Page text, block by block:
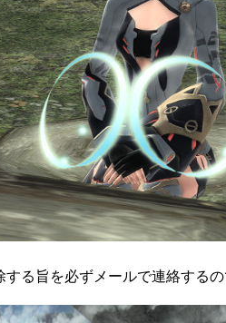
る旨を必ずメールで連絡する